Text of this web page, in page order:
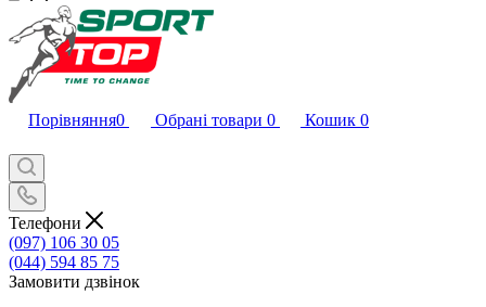
Порівняння0 Обрані товари 0 Кошик 0
Телефони
(097) 106 30 05
(044) 594 85 75
Замовити дзвінок